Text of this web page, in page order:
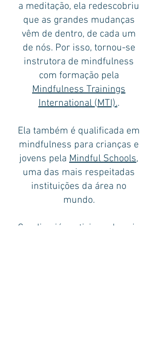
a meditação, ela redescobriu
que as grandes mudanças
vêm de dentro, de cada um
de nós. Por isso, tornou-se
instrutora de mindfulness
com formação pela
Mindfulness Trainings
International (MTI)..
Ela também é qualificada em
mindfulness para crianças e
jovens pela Mindful Schools,
uma das mais respeitadas
instituições da área no
mundo.
Carolina já participou de seis